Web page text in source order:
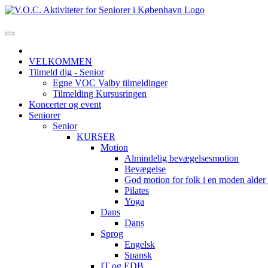
VELKOMMEN
Tilmeld dig - Senior
Egne VOC Valby tilmeldinger
Tilmelding Kursusringen
Koncerter og event
Seniorer
Senior
KURSER
Motion
Almindelig bevægelsesmotion
Bevægelse
God motion for folk i en moden
Pilates
Yoga
Dans
Dans
Sprog
Engelsk
Spansk
IT og EDB